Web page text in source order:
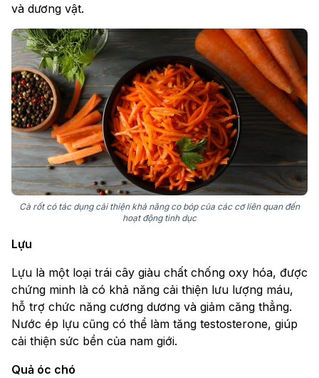
và dương vật.
Cà rốt có tác dụng cải thiện khả năng co bóp của các cơ liên quan đến
hoạt động tình dục
Lựu
Lựu là một loại trái cây giàu chất chống oxy hóa, được
chứng minh là có khả năng cải thiện lưu lượng máu,
hỗ trợ chức năng cương dương và giảm căng thẳng.
Nước ép lựu cũng có thể làm tăng testosterone, giúp
cải thiện sức bền của nam giới.
Quả óc chó